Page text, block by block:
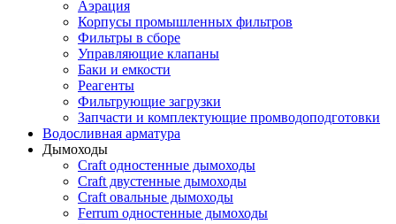
Аэрация
Корпусы промышленных фильтров
Фильтры в сборе
Управляющие клапаны
Баки и емкости
Реагенты
Фильтрующие загрузки
Запчасти и комплектующие промводоподготовки
Водосливная арматура
Дымоходы
Craft одностенные дымоходы
Craft двустенные дымоходы
Craft овальные дымоходы
Ferrum одностенные дымоходы